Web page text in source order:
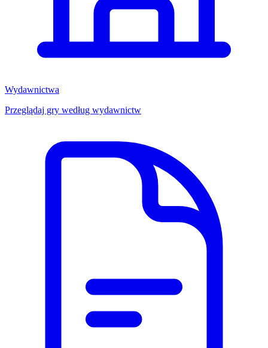
Wydawnictwa
Przeglądaj gry według wydawnictw